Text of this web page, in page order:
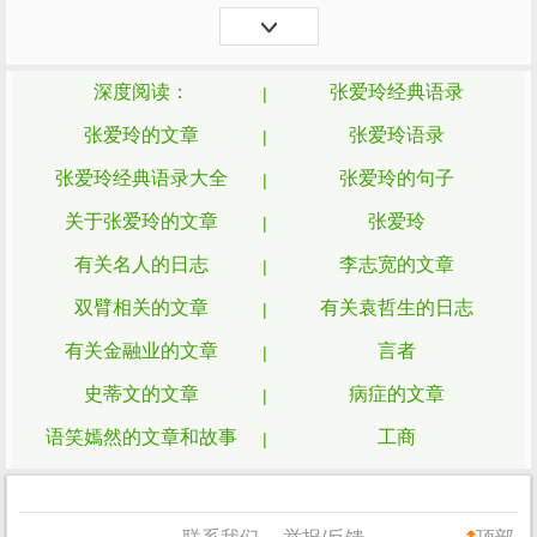
身份有着极大悬殊的情人才有了感情升华的
深度阅读： 张爱玲经典语录
张爱玲的文章 张爱玲语录
张爱玲经典语录大全 张爱玲的句子
关于张爱玲的文章 张爱玲
有关名人的日志 李志宽的文章
双臂相关的文章 有关袁哲生的日志
有关金融业的文章 言者
史蒂文的文章 病症的文章
语笑嫣然的文章和故事 工商
齐奥朗语录 有关人烟稀少的日志